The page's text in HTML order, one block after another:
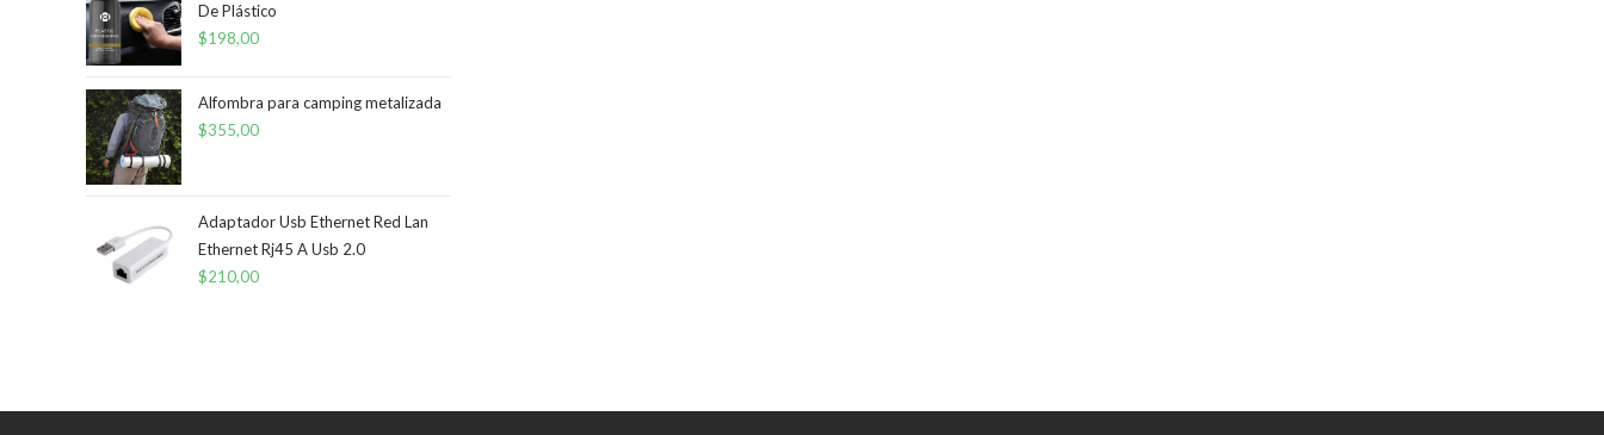
De Plástico
$198,00
Alfombra para camping metalizada
$355,00
Adaptador Usb Ethernet Red Lan
Ethernet Rj45 A Usb 2.0
$210,00